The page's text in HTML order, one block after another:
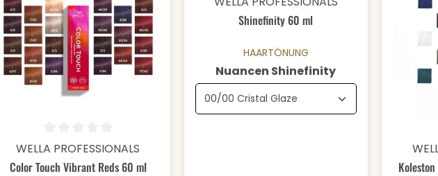
Details
Durchschnittliche Bewertung von 0 von 5 Sternen
WELLA PROFESSIONALS
Color Touch Vibrant Reds 60 ml
Shinefinity 60 ml
HAARTÖNUNG
Nuancen Shinefinityauswählen